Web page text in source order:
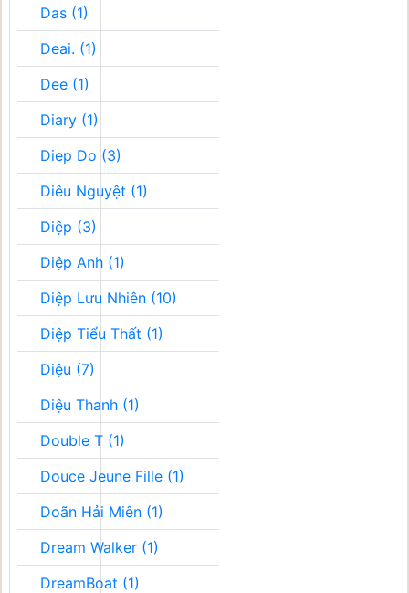
Das (1)
Deai. (1)
Dee (1)
Diary (1)
Diep Do (3)
Diêu Nguyệt (1)
Diệp (3)
Diệp Anh (1)
Diệp Lưu Nhiên (10)
Diệp Tiểu Thất (1)
Diệu (7)
Diệu Thanh (1)
Double T (1)
Douce Jeune Fille (1)
Doãn Hải Miên (1)
Dream Walker (1)
DreamBoat (1)